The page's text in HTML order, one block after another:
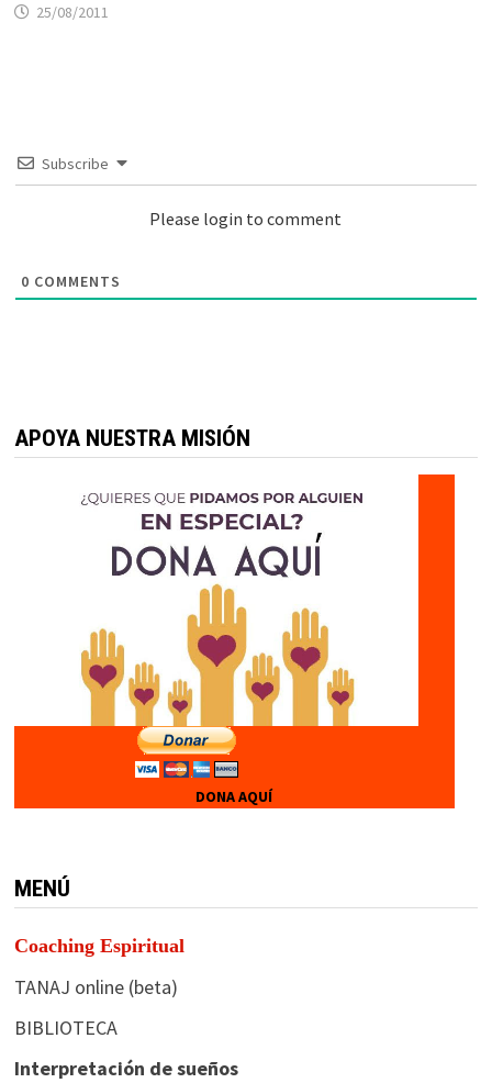
25/08/2011
Subscribe
Please login to comment
0 COMMENTS
APOYA NUESTRA MISIÓN
DONA AQUÍ
MENÚ
Coaching Espiritual
TANAJ online (beta)
BIBLIOTECA
Interpretación de sueños